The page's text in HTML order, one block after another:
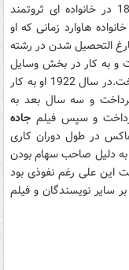
متولد 1896 در خانواده ای ثروتمند
هاوارد زمانی که او
التحصیل شدن در رشته
و به کار در بخش وسایل
پرداخت.در سال 1922 او به کار
و سه سال بعد به
و سپس فیلم جاده
هاکس در طول دوران کاری
به دلیل صاحب سهام بودن
این علی رغم نفوذی بود
سایر نویسندگان و فیلم